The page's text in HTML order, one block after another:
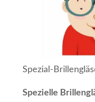
Spezial-
Spezielle